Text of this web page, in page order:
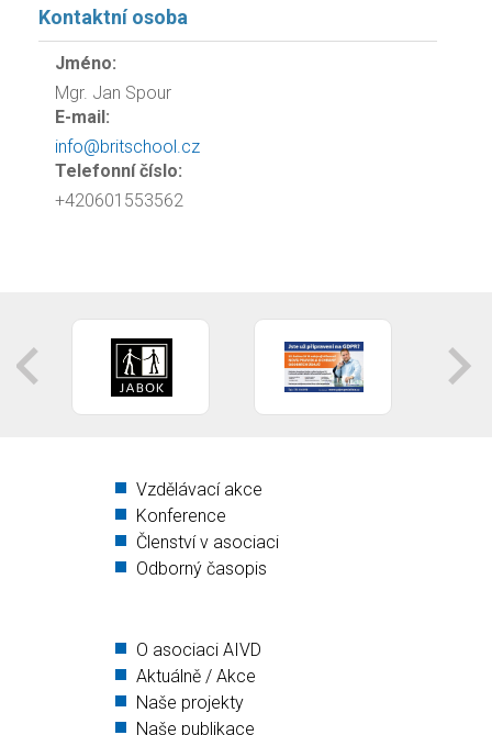
Kontaktní osoba
Jméno:
Mgr. Jan Spour
E-mail:
info@britschool.cz
Telefonní číslo:
+420601553562
Vzdělávací akce
Konference
Členství v asociaci
Odborný časopis
O asociaci AIVD
Aktuálně / Akce
Naše projekty
Naše publikace